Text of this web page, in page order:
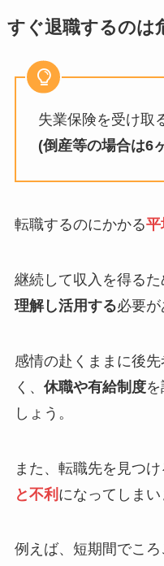
すぐ退職するのは
失業保険を受け取
(倒産等の場合は6
転職するのにかかる平
継続して収入を得るた
理解し活用する必要が
感情の赴くままに後
く、 休職や有給制度を
しょう。
また、転職先を見つけ
と不利 になってしまい
例えば、短期間でこ